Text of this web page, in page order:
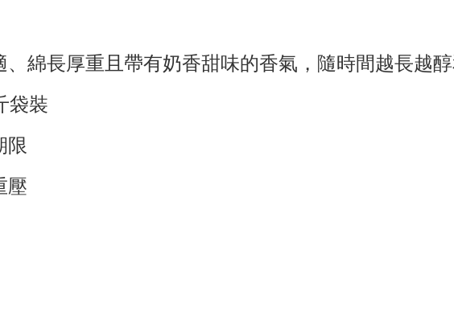
、綿長厚重且帶有奶香甜味的香氣，隨時間越長越
袋裝
限
壓